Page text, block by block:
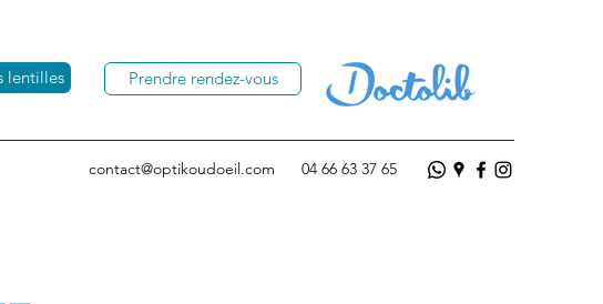
lentilles Prendre rendez-vous
contact@optikoudoeil.com 04 66 63 37 65